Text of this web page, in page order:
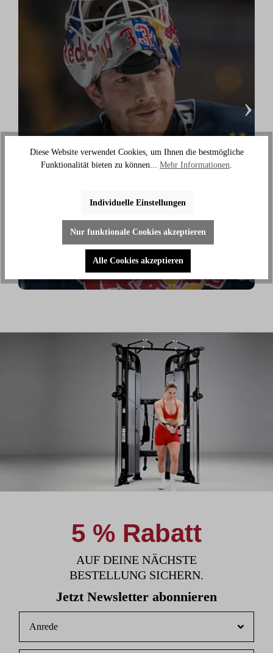
Danny aus den Birken
außerhalb des Eises an meiner Fitness zu arbeiten."
›
5 % Rabatt
AUF DEINE NÄCHSTE
BESTELLUNG SICHERN.
Jetzt Newsletter abonnieren
Diese Website verwendet Cookies, um Ihnen die bestmögliche
Funktionalität bieten zu können... Mehr Informationen
Individuelle Einstellungen
Nur funktionale Cookies akzeptieren
Alle Cookies akzeptieren